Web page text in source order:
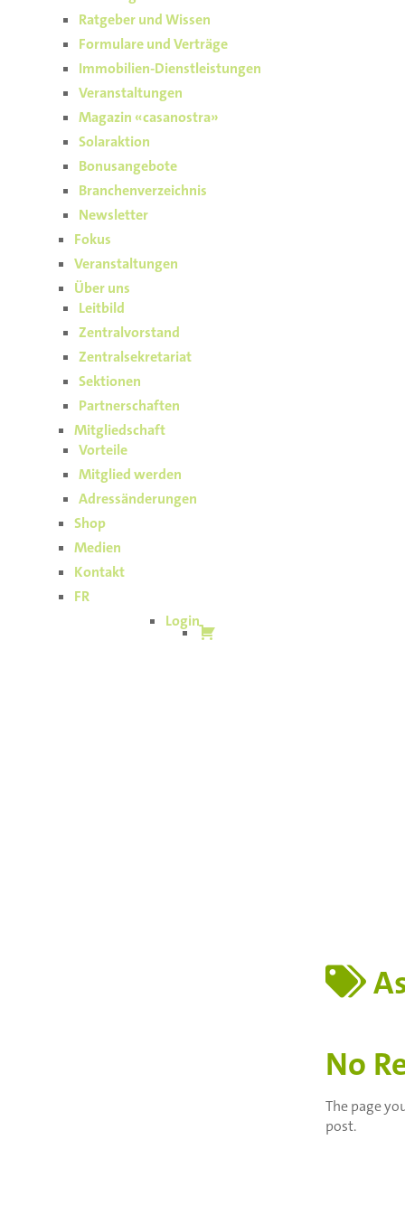
Ratgeber und Wissen
Formulare und Verträge
Immobilien-Dienstleistungen
Veranstaltungen
Magazin «casanostra»
Solaraktion
Bonusangebote
Branchenverzeichnis
Newsletter
Fokus
Veranstaltungen
Über uns
Leitbild
Zentralvorstand
Zentralsekretariat
Sektionen
Partnerschaften
Mitgliedschaft
Vorteile
Mitglied werden
Adressänderungen
Shop
Medien
Kontakt
FR
Login
No
The page
post.